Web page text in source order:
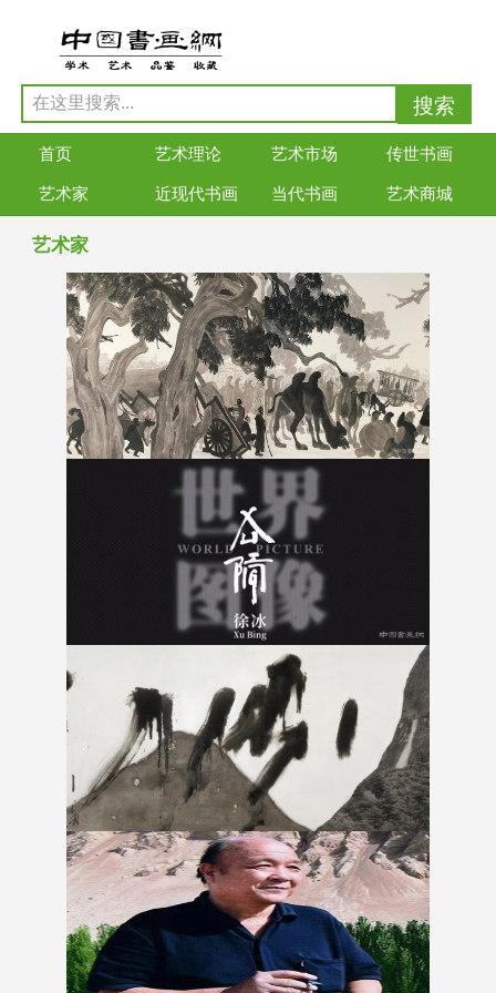
首页 艺术理论 艺术市场 传世书画
艺术家 近现代书画 当代书画 艺术商城
艺术家